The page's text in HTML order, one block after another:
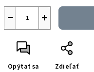
+
−
Opýtať sa Zdieľať